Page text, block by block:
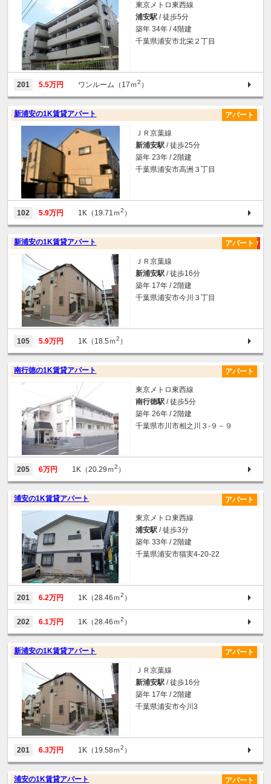
東京メトロ東西線
浦安駅 / 徒歩5分
築年 34年 / 4階建
千葉県浦安市北栄２丁目
201 5.5万円 ワンルーム（17ｍ2 ）
新浦安の1K賃貸アパート アパート
ＪＲ京葉線
新浦安駅 / 徒歩25分
築年 23年 / 2階建
千葉県浦安市高洲３丁目
102 5.9万円 1K（19.71ｍ2 ）
新浦安の1K賃貸アパート アパート
ＪＲ京葉線
新浦安駅 / 徒歩16分
築年 17年 / 2階建
千葉県浦安市今川３丁目
105 5.9万円 1K（18.5ｍ2 ）
南行徳の1K賃貸アパート アパート
東京メトロ東西線
南行徳駅 / 徒歩5分
築年 26年 / 2階建
千葉県市川市相之川３-９－９
205 6万円 1K（20.29ｍ2 ）
浦安の1K賃貸アパート アパート
東京メトロ東西線
浦安駅 / 徒歩3分
築年 33年 / 2階建
千葉県浦安市猫実4-20-22
201 6.2万円 1K（28.46ｍ2 ）
202 6.1万円 1K（28.46ｍ2 ）
新浦安の1K賃貸アパート アパート
ＪＲ京葉線
新浦安駅 / 徒歩16分
築年 17年 / 2階建
千葉県浦安市今川3
201 6.3万円 1K（19.58ｍ2 ）
浦安の1K賃貸アパート アパート